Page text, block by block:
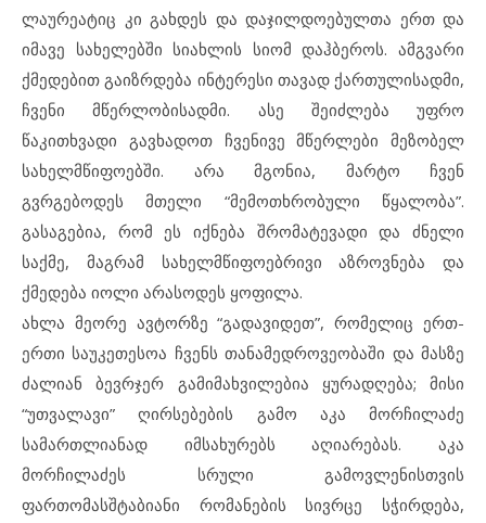
ლაურეატიც კი გახდეს და დაჯილდოებულთა ერთ და
იმავე სახელებში სიახლის სიომ დაჰბეროს. ამგვარი
ქმედებით გაიზრდება ინტერესი თავად ქართულისადმი,
ჩვენი მწერლობისადმი. ასე შეიძლება უფრო
წაკითხვადი გავხადოთ ჩვენივე მწერლები მეზობელ
სახელმწიფოებში. არა მგონია, მარტო ჩვენ
გვრგებოდეს მთელი “მემოთხრობული წყალობა”.
გასაგებია, რომ ეს იქნება შრომატევადი და ძნელი
საქმე, მაგრამ სახელმწიფოებრივი აზროვნება და
ქმედება იოლი არასოდეს ყოფილა.
ახლა მეორე ავტორზე “გადავიდეთ”, რომელიც ერთ-
ერთი საუკეთესოა ჩვენს თანამედროვეობაში და მასზე
ძალიან ბევრჯერ გამიმახვილებია ყურადღება; მისი
“უთვალავი” ღირსებების გამო აკა მორჩილაძე
სამართლიანად იმსახურებს აღიარებას. აკა
მორჩილაძეს სრული გამოვლენისთვის
ფართომასშტაბიანი რომანების სივრცე სჭირდება,